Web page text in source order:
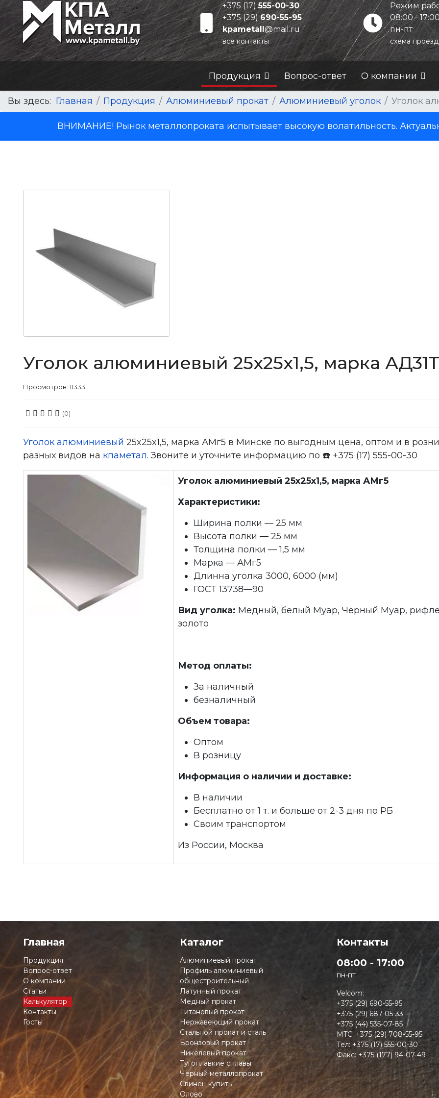
+375 (17)555-00-30
+375 (29)690-55-95
kpametall@mail.ru
все контакты
Режим
08:00 -
пн-пт
схема
Продукция Вопрос-ответ О компании
Вы здесь: Главная Продукция Алюминиевый прокат Алюминиевый уголок Уголок
ВНИМАНИЕ! Рынок металлопроката испытывает высокую волатильность.
Уголок алюминиевый 25x25x1,5, марка
Просмотров: 11333
(0)
Уголок алюминиевый 25x25x1,5, марка АМг5 в Минске по выгодным цена, оптом и в
разных видов на кпаметал. Звоните и уточните информацию по ☎️ +375 (17) 555-00-30
Уголок алюминиевый 25x25x1,5, марка АМг5
Характеристики:
Ширина полки — 25 мм
Высота полки — 25 мм
Толщина полки — 1,5 мм
Марка — АМг5
Длинна уголка 3000, 6000 (мм)
ГОСТ 13738—90
Вид уголка: Медный, белый Муар, Черный Муар,
золото
Метод оплаты:
За наличный
безналичный
Объем товара:
Оптом
В розницу
Информация о наличии и доставке:
В наличии
Бесплатно от 1 т. и больше от 2-3 дня по РБ
Своим транспортом
Из России, Москва
Главная
Продукция
Вопрос-ответ
О компании
Статьи
Калькулятор
Контакты
Госты
Каталог
Алюминиевый прокат
Профиль алюминиевый
общестроительный
Латунный прокат
Медный прокат
Титановый прокат
Нержавеющий прокат
Стальной прокат и сталь
Бронзовый прокат
Никелевый прокат
Тугоплавкие сплавы
Чёрный металлопрокат
Свинец купить
Олово
Контакты
08:00 - 17:00
пн-пт
Velcom:
+375 (29) 690-55-95
+375 (29) 687-05-33
+375 (44) 535-07-85
MTC: +375 (29) 708-55-95
Тел: +375 (17) 555-00-30
Факс: +375 (177) 94-07-49